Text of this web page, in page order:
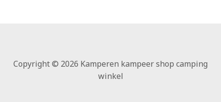
Copyright © 2026 Kamperen kampeer shop camping
winkel